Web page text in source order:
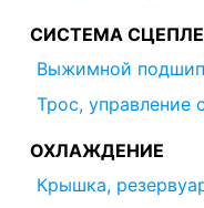
СИСТЕМА
Выжимной
Трос, управление
ОХЛАЖДЕНИЕ
Крышка,